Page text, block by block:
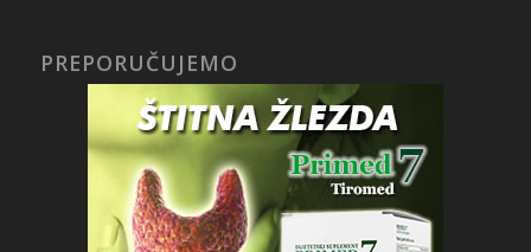
PREPORUČUJEMO